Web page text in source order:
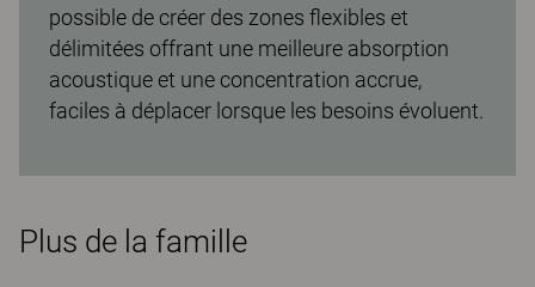
possible de créer des zones flexibles et
délimitées offrant une meilleure absorption
acoustique et une concentration accrue,
faciles à déplacer lorsque les besoins évoluent.
Plus de la famille